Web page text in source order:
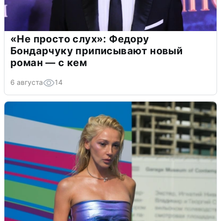
«Не просто слух»: Федору
Бондарчуку приписывают новый
роман — с кем
6 августа 14